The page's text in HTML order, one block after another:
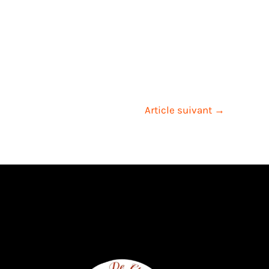
Article suivant →